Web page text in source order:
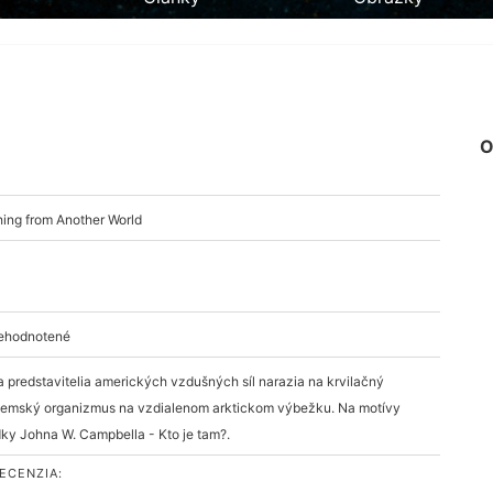
from Another World
predstavitelia amerických vzdušných síl narazia na krvilačný
organizmus na vzdialenom arktickom výbežku. Na motívy
Johna W. Campbella - Kto je tam?.